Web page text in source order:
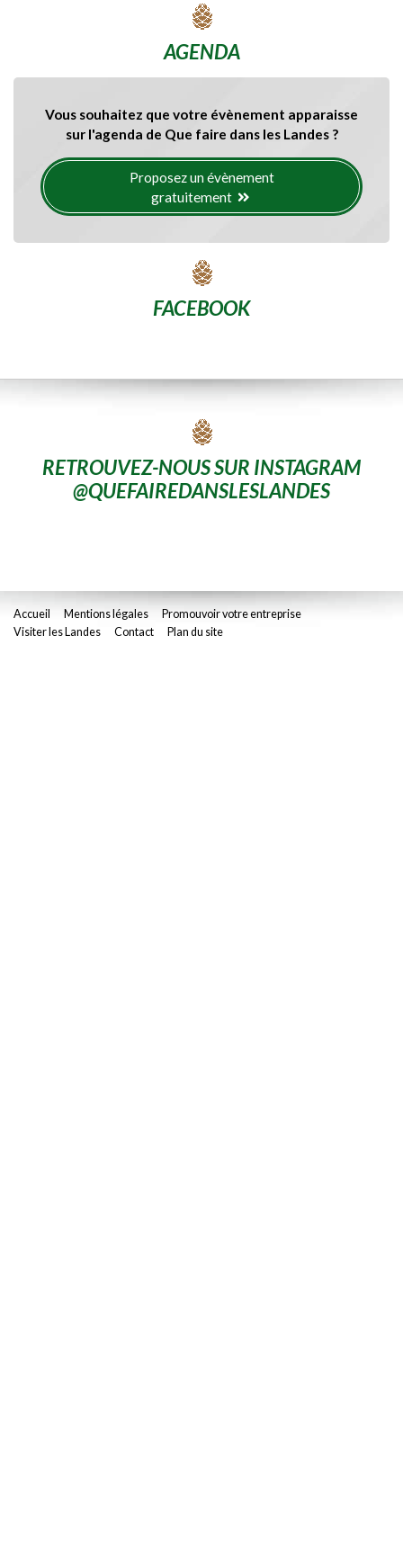
AGENDA
Vous souhaitez que votre évènement apparaisse
sur l'agenda de Que faire dans les Landes ?
Proposez un évènement
gratuitement
FACEBOOK
RETROUVEZ-NOUS SUR INSTAGRAM
@QUEFAIREDANSLESLANDES
Accueil Mentions légales
Promouvoir votre entreprise
Visiter les Landes
Contact Plan du site